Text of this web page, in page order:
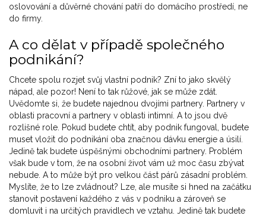
oslovování a důvěrné chování patří do domácího prostředí, ne
do firmy.
A co dělat v případě společného
podnikání?
Chcete spolu rozjet svůj vlastní podnik? Zní to jako skvělý
nápad, ale pozor! Není to tak růžové, jak se může zdát.
Uvědomte si, že budete najednou dvojími partnery. Partnery v
oblasti pracovní a partnery v oblasti intimní. A to jsou dvě
rozlišné role. Pokud budete chtít, aby podnik fungoval, budete
muset vložit do podnikání oba značnou dávku energie a úsilí.
Jedině tak budete úspěšnými obchodními partnery. Problém
však bude v tom, že na osobní život vám už moc času zbývat
nebude. A to může být pro velkou část párů zásadní problém.
Myslíte, že to lze zvládnout? Lze, ale musíte si hned na začátku
stanovit postavení každého z vás v podniku a zároveň se
domluvit i na určitých pravidlech ve vztahu. Jedině tak budete